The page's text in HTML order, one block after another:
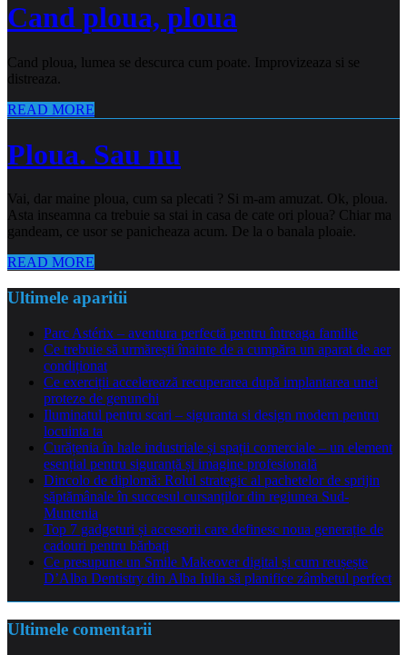
Cand ploua, ploua
Cand ploua, lumea se descurca cum poate. Improvizeaza si se
distreaza.
READ MORE
Ploua. Sau nu
Vai, dar maine ploua, cum sa plecati ? Si m-am amuzat. Ok, ploua.
Asta inseamna ca trebuie sa stai in casa de cate ori ploua? Chiar ma
gandeam, ce usor se panicheaza acum. De la o banala ploaie.
READ MORE
Ultimele aparitii
Parc Astérix – aventura perfectă pentru întreaga familie
Ce trebuie să urmărești înainte de a cumpăra un aparat de aer
condiționat
Ce exerciții accelerează recuperarea după implantarea unei
proteze de genunchi
Iluminatul pentru scari – siguranta si design modern pentru
locuinta ta
Curățenia în hale industriale și spații comerciale – un element
esențial pentru siguranță și imagine profesională
Dincolo de diplomă: Rolul strategic al pachetelor de sprijin
săptămânale în succesul cursanților din regiunea Sud-
Muntenia
Top 7 gadgeturi și accesorii care definesc noua generație de
cadouri pentru bărbați
Ce presupune un Smile Makeover digital și cum reușește
D’Alba Dentistry din Alba Iulia să planifice zâmbetul perfect
Ultimele comentarii